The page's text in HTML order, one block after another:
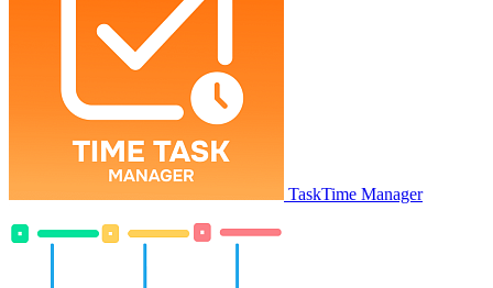
TaskTime Manager